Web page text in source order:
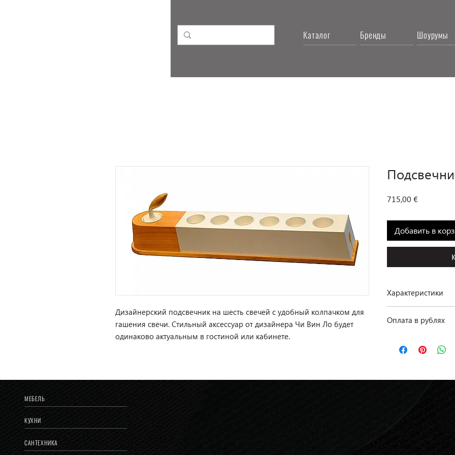
Каталог Бренды Шоурумы
Дизайнерский подсвечник на шесть свечей с удобный колпачком для
гашения свечи. Стильный аксессуар от дизайнера Чи Вин Ло будет
одинаково актуальным в гостиной или кабинете.
715,00 €
Добавить в
Характеристики
Размеры: 511 × 82
Отделка: орех
Оплата в рублях
МЕБЕЛЬ
КУХНИ
САНТЕХНИКА